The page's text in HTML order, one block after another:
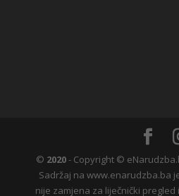
© 2020- Copyright ©
Sadržaj na www.enarudzba.ba
nije zamjena za liječnički